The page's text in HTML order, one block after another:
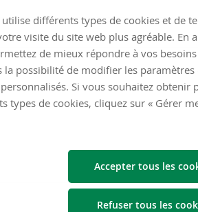
différents types de cookies et de
visite du site web plus agréable. En
de mieux répondre à vos
la possibilité de modifier les paramètres
Si vous souhaitez
types de cookies, cliquez sur « Gérer
Accepter tous les
Refuser tous les